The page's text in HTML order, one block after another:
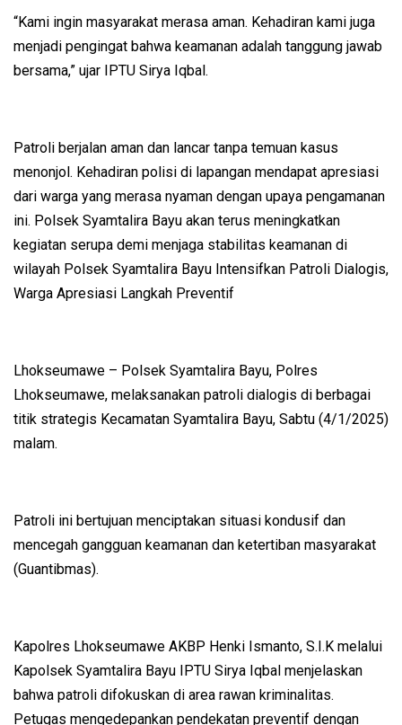
“Kami ingin masyarakat merasa aman. Kehadiran kami juga
menjadi pengingat bahwa keamanan adalah tanggung jawab
bersama,” ujar IPTU Sirya Iqbal.
Patroli berjalan aman dan lancar tanpa temuan kasus
menonjol. Kehadiran polisi di lapangan mendapat apresiasi
dari warga yang merasa nyaman dengan upaya pengamanan
ini. Polsek Syamtalira Bayu akan terus meningkatkan
kegiatan serupa demi menjaga stabilitas keamanan di
wilayah Polsek Syamtalira Bayu Intensifkan Patroli Dialogis,
Warga Apresiasi Langkah Preventif
Lhokseumawe – Polsek Syamtalira Bayu, Polres
Lhokseumawe, melaksanakan patroli dialogis di berbagai
titik strategis Kecamatan Syamtalira Bayu, Sabtu (4/1/2025)
malam.
Patroli ini bertujuan menciptakan situasi kondusif dan
mencegah gangguan keamanan dan ketertiban masyarakat
(Guantibmas).
Kapolres Lhokseumawe AKBP Henki Ismanto, S.I.K melalui
Kapolsek Syamtalira Bayu IPTU Sirya Iqbal menjelaskan
bahwa patroli difokuskan di area rawan kriminalitas.
Petugas mengedepankan pendekatan preventif dengan